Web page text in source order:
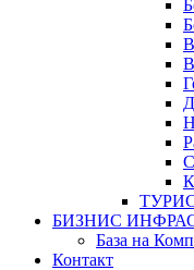
БИЗНИС
База на
Контакт